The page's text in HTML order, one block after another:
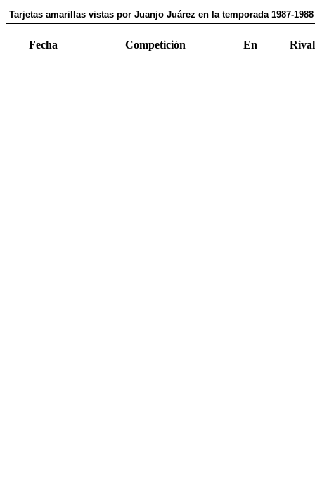
Tarjetas amarillas vistas por Juanjo Juárez en la temporada 1987-1988
Fecha Competición En Rival